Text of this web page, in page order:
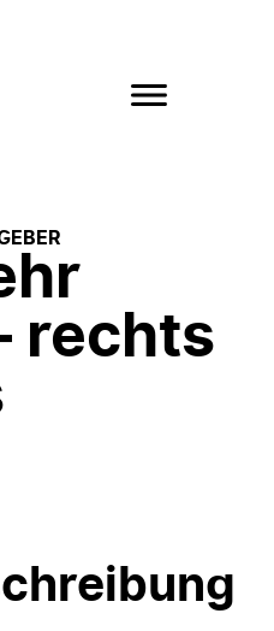
rechts